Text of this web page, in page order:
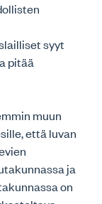
syyt
pitää
muun
että luvan
ja
on